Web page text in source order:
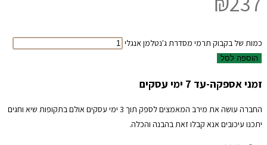
כמות של בקבוק תרמי מסדרת ג'נטלמן אנגלי
הוספה לסל
זמני אספקה-עד 7 ימי עסקים
החברה עושה את מירב המאמצים לספק תוך 3 ימי עסקים אולם בתקופות שיא וחגים
יתכנו עיכובים אנא קבלו זאת בהבנה והכלה.